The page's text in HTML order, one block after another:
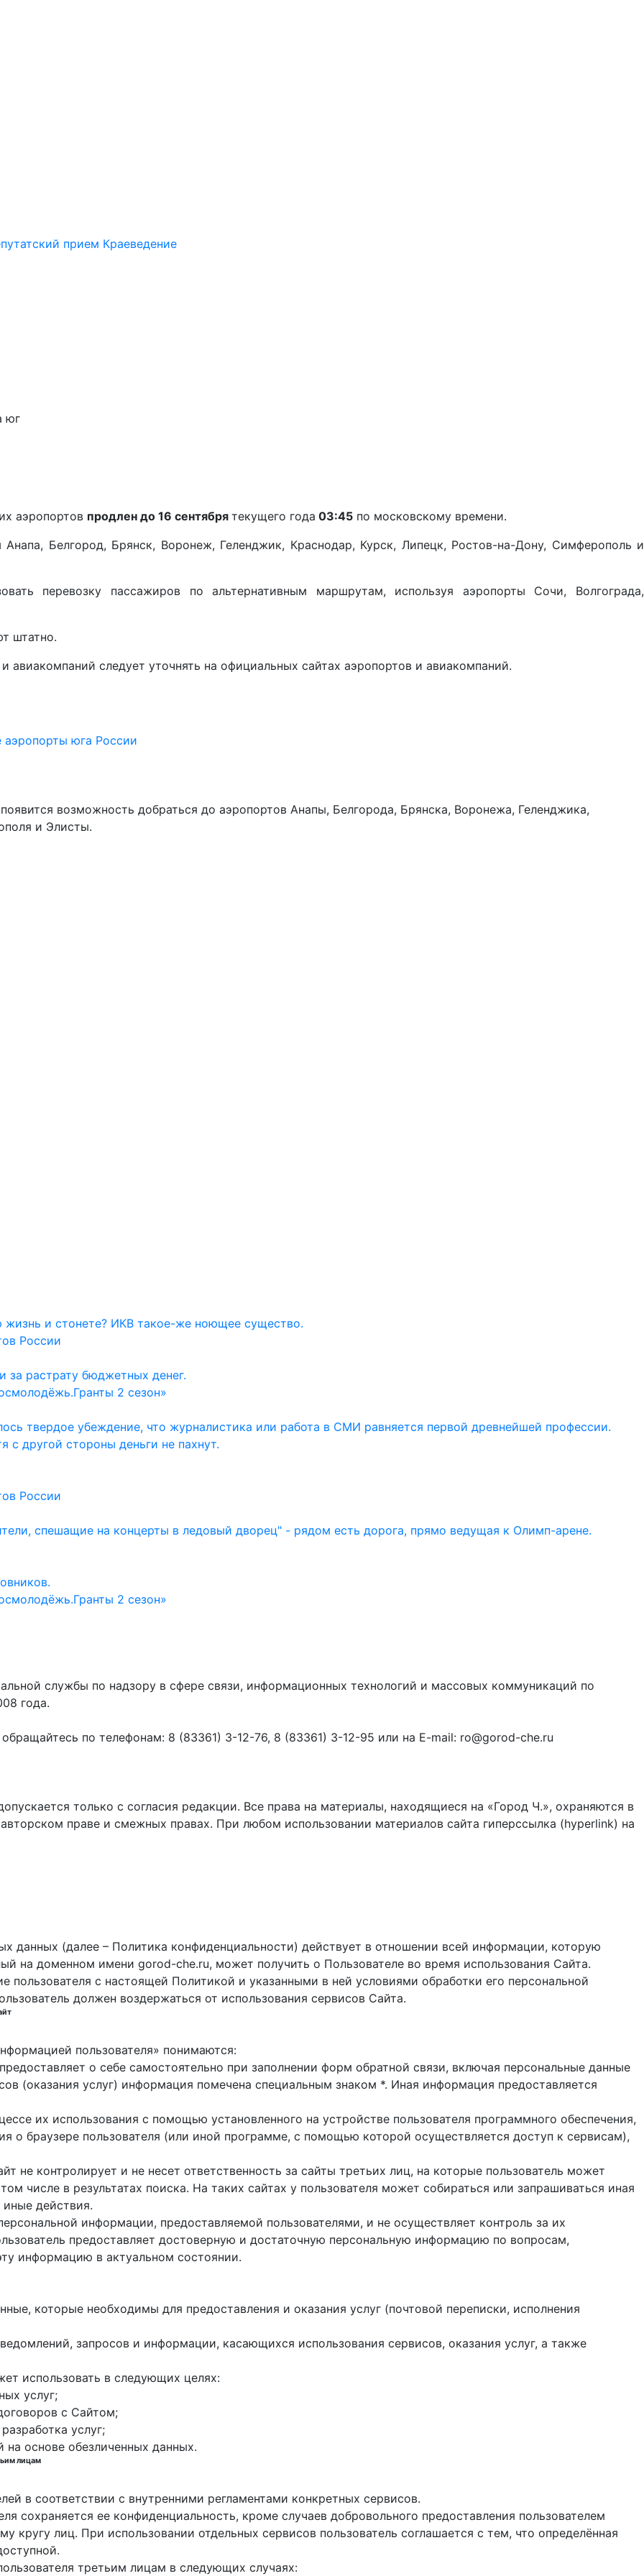
прием Краеведение
юг
аэропортов продлен до 16 сентября текущего года 03:45 по московскому времени.
Белгород, Брянск, Воронеж, Геленджик, Краснодар, Курск, Липецк, Ростов-на-Дону, Симферополь и
перевозку пассажиров по альтернативным маршрутам, используя аэропорты Сочи, Волгограда,
штатно.
авиакомпаний следует уточнять на официальных сайтах аэропортов и авиакомпаний.
аэропорты юга России
возможность добраться до аэропортов Анапы, Белгорода, Брянска, Воронежа, Геленджика,
и Элисты.
и стонете? ИКВ такое-же ноющее существо.
России
за растрату бюджетных денег.
2 сезон»
твердое убеждение, что журналистика или работа в СМИ равняется первой древнейшей профессии.
с другой стороны деньги не пахнут.
России
спешащие на концерты в ледовый дворец" - рядом есть дорога, прямо ведущая к Олимп-арене.
2 сезон»
службы по надзору в сфере связи, информационных технологий и массовых коммуникаций по
года.
по телефонам: 8 (83361) 3-12-76, 8 (83361) 3-12-95 или на E-mail: ro@gorod-che.ru
только с согласия редакции. Все права на материалы, находящиеся на «Город Ч.», охраняются в
праве и смежных правах. При любом использовании материалов сайта гиперссылка (hyperlink) на
данных (далее – Политика конфиденциальности) действует в отношении всей информации, которую
на доменном имени gorod-che.ru, может получить о Пользователе во время использования Cайта.
пользователя с настоящей Политикой и указанными в ней условиями обработки его персональной
должен воздержаться от использования сервисов Сайта.
пользователя» понимаются:
о себе самостоятельно при заполнении форм обратной связи, включая персональные данные
(оказания услуг) информация помечена специальным знаком *. Иная информация предоставляется
их использования с помощью установленного на устройстве пользователя программного обеспечения,
о браузере пользователя (или иной программе, с помощью которой осуществляется доступ к cервисам),
не контролирует и не несет ответственность за сайты третьих лиц, на которые пользователь может
числе в результатах поиска. На таких сайтах у пользователя может собираться или запрашиваться иная
действия.
информации, предоставляемой пользователями, и не осуществляет контроль за их
предоставляет достоверную и достаточную персональную информацию по вопросам,
информацию в актуальном состоянии.
которые необходимы для предоставления и оказания услуг (почтовой переписки, исполнения
запросов и информации, касающихся использования сервисов, оказания услуг, а также
использовать в следующих целях:
услуг;
с Сайтом;
услуг;
основе обезличенных данных.
лицам
в соответствии с внутренними регламентами конкретных сервисов.
сохраняется ее конфиденциальность, кроме случаев добровольного предоставления пользователем
кругу лиц. При использовании отдельных сервисов пользователь соглашается с тем, что определённая
третьим лицам в следующих случаях: